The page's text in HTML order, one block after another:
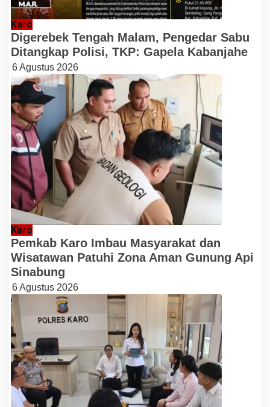
Karo
Digerebek Tengah Malam, Pengedar Sabu
Ditangkap Polisi, TKP: Gapela Kabanjahe
6 Agustus 2026
Karo
Pemkab Karo Imbau Masyarakat dan
Wisatawan Patuhi Zona Aman Gunung Api
Sinabung
6 Agustus 2026